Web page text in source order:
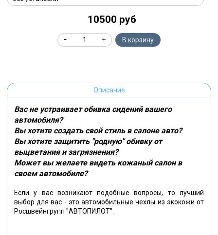
10500 руб
В корзину
Описание
Вас не устраивает обивка сидений вашего
автомобиля?
Вы хотите создать свой стиль в салоне авто?
Вы хотите защитить "родную" обивку от
выцветания и загрязнения?
Может вы желаете видеть кожаный салон в
своем автомобиле?
Если у вас возникают подобные вопросы, то лучший
выбор для вас - это автомобильные чехлы из экокожи от
Росшвейнгрупп "АВТОПИЛОТ".